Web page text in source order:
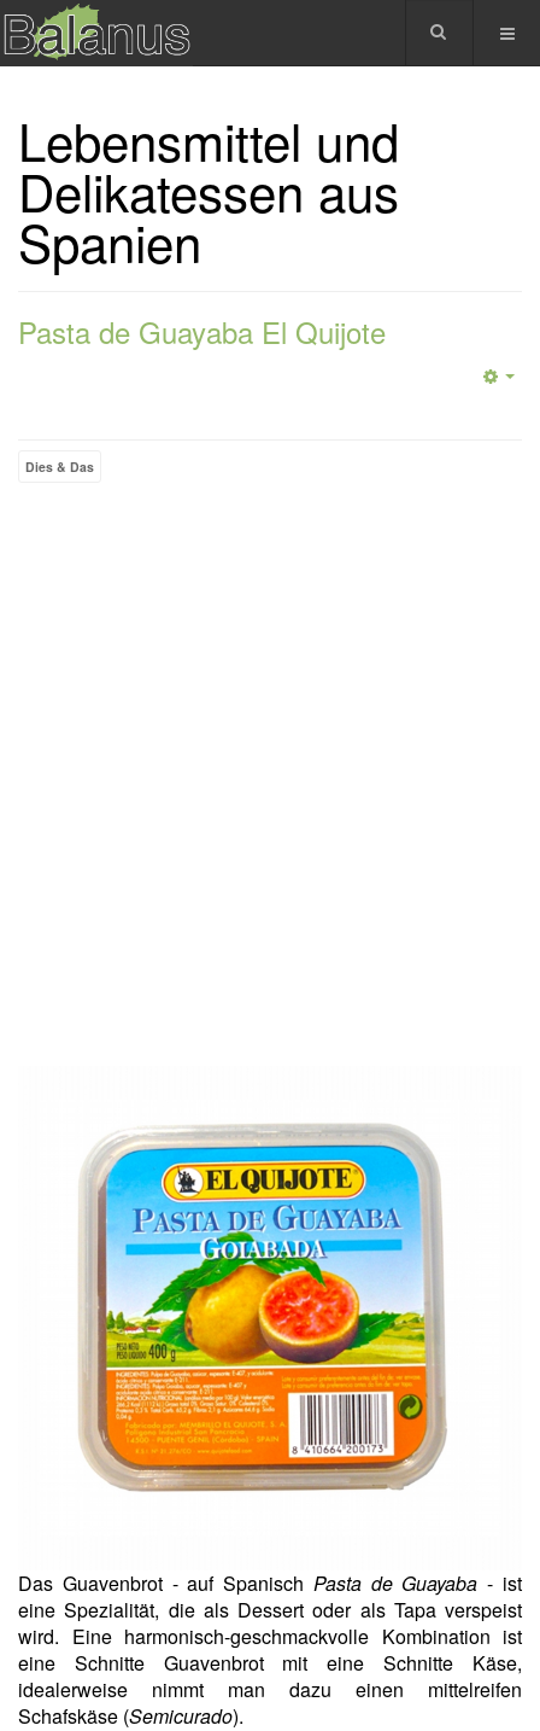
Lebensmittel und
Delikatessen aus
Spanien
Pasta de Guayaba El Quijote
Dies & Das
Das Guavenbrot - auf Spanisch Pasta de Guayaba - ist
eine Spezialität, die als Dessert oder als Tapa verspeist
wird. Eine harmonisch-geschmackvolle Kombination ist
eine Schnitte Guavenbrot mit eine Schnitte Käse,
idealerweise nimmt man dazu einen mittelreifen
Schafskäse (Semicurado).